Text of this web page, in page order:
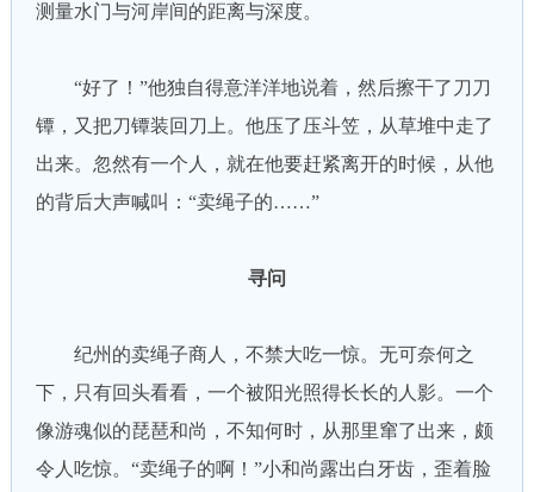
测量水门与河岸间的距离与深度。
“好了！”他独自得意洋洋地说着，然后擦干了刀刀
镡，又把刀镡装回刀上。他压了压斗笠，从草堆中走了
出来。忽然有一个人，就在他要赶紧离开的时候，从他
的背后大声喊叫：“卖绳子的……”
寻问
纪州的卖绳子商人，不禁大吃一惊。无可奈何之
下，只有回头看看，一个被阳光照得长长的人影。一个
像游魂似的琵琶和尚，不知何时，从那里窜了出来，颇
令人吃惊。“卖绳子的啊！”小和尚露出白牙齿，歪着脸